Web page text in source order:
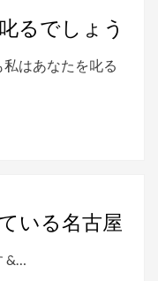
るでしょう
はあなたを叱る
いる名古屋
&…